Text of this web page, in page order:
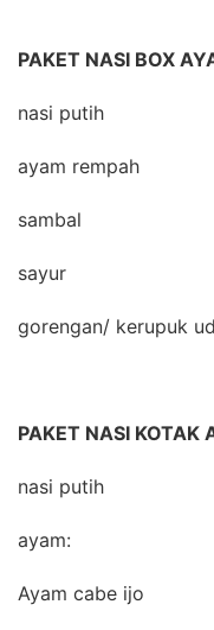
PAKET NASI BOX
nasi putih
ayam rempah
sambal
sayur
gorengan/ kerupuk
PAKET NASI KOTAK
nasi putih
ayam:
Ayam cabe ijo